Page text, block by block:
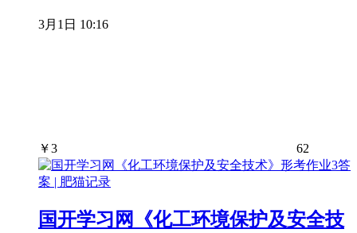
3月1日 10:16
￥3 62
国开学习网《化工环境保护及安全技